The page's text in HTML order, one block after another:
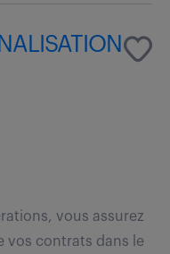
vous assurez
vos contrats dans le